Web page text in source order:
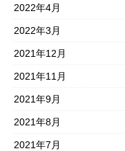
2022年4月
2022年3月
2021年12月
2021年11月
2021年9月
2021年8月
2021年7月